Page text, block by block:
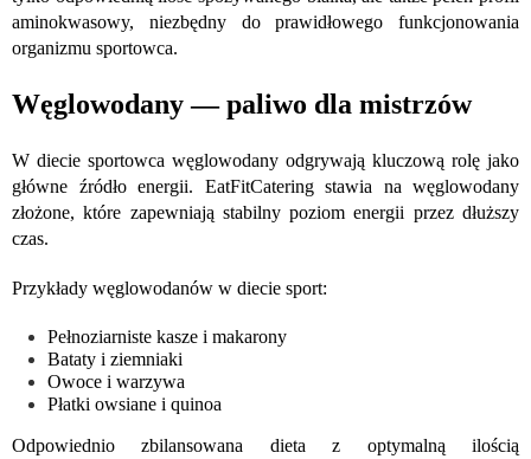
aminokwasowy, niezbędny do prawidłowego funkcjonowania
organizmu sportowca.
Węglowodany — paliwo dla mistrzów
W diecie sportowca węglowodany odgrywają kluczową rolę jako
główne źródło energii. EatFitCatering stawia na węglowodany
złożone, które zapewniają stabilny poziom energii przez dłuższy
czas.
Przykłady węglowodanów w diecie sport:
Pełnoziarniste kasze i makarony
Bataty i ziemniaki
Owoce i warzywa
Płatki owsiane i quinoa
Odpowiednio zbilansowana dieta z optymalną ilością